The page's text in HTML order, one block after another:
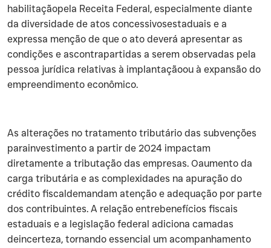
habilitaçãopela Receita Federal, especialmente diante
da diversidade de atos concessivosestaduais e a
expressa menção de que o ato deverá apresentar as
condições e ascontrapartidas a serem observadas pela
pessoa jurídica relativas à implantaçãoou à expansão do
empreendimento econômico.
‍As alterações no tratamento tributário das subvenções
parainvestimento a partir de 2024 impactam
diretamente a tributação das empresas. Oaumento da
carga tributária e as complexidades na apuração do
crédito fiscaldemandam atenção e adequação por parte
dos contribuintes. A relação entrebenefícios fiscais
estaduais e a legislação federal adiciona camadas
deincerteza, tornando essencial um acompanhamento